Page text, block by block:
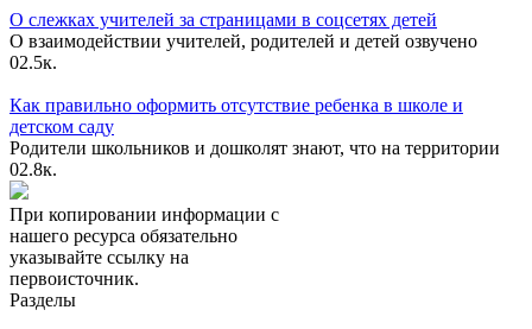
О слежках учителей за страницами в соцсетях детей
О взаимодействии учителей, родителей и детей озвучено
02.5к.
Как правильно оформить отсутствие ребенка в школе и
детском саду
Родители школьников и дошколят знают, что на территории
02.8к.
При копировании информации с
нашего ресурса обязательно
указывайте ссылку на
первоисточник.
Разделы